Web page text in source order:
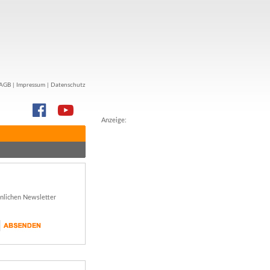
Anzeige:
Impressum Datenschutz
Newsletter